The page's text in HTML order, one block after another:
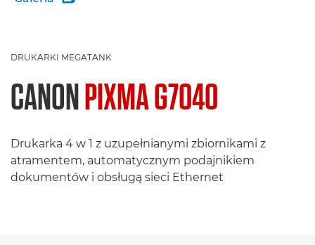
DRUKARKI MEGATANK
CANONPIXMA G7040
Drukarka 4 w 1 z uzupełnianymi zbiornikami z
atramentem, automatycznym podajnikiem
dokumentów i obsługą sieci Ethernet